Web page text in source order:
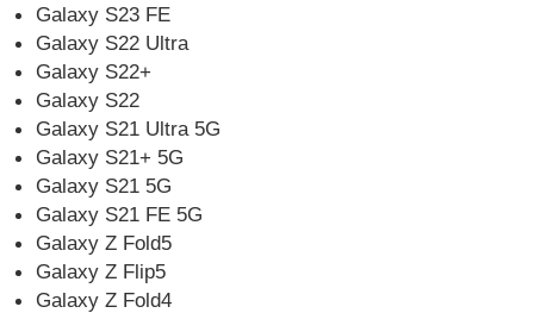
Galaxy S23 FE
Galaxy S22 Ultra
Galaxy S22+
Galaxy S22
Galaxy S21 Ultra 5G
Galaxy S21+ 5G
Galaxy S21 5G
Galaxy S21 FE 5G
Galaxy Z Fold5
Galaxy Z Flip5
Galaxy Z Fold4